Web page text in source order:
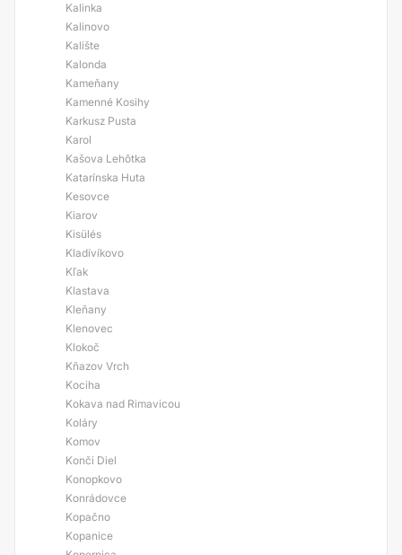
Kalinka
Kalinovo
Kalište
Kalonda
Kameňany
Kamenné Kosihy
Karkusz Pusta
Karol
Kašova Lehôtka
Katarínska Huta
Kesovce
Kiarov
Kisülés
Kladívíkovo
Kľak
Klastava
Kleňany
Klenovec
Klokoč
Kňazov Vrch
Kociha
Kokava nad Rimavicou
Koláry
Komov
Konči Diel
Konopkovo
Konrádovce
Kopačno
Kopanice